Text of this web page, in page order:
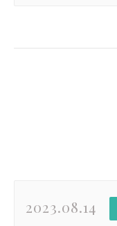
2023.08.14